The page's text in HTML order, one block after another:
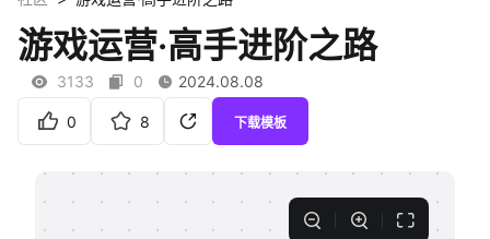
社区资源
下载
游戏运营·高手进阶之路
3133 0 2024.08.08
0 8 下载模板